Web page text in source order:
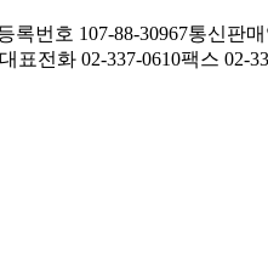
록번호 107-88-30967통신판
대표전화 02-337-0610팩스 02-